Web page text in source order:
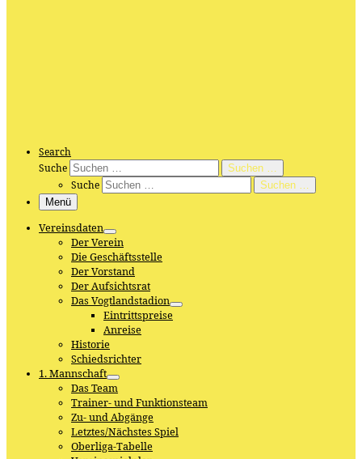
Search
Suche
Suchen …
Suche
Suchen …
Menü
Vereinsdaten
Der Verein
Die Geschäftsstelle
Der Vorstand
Der Aufsichtsrat
Das Vogtlandstadion
Eintrittspreise
Anreise
Historie
Schiedsrichter
1. Mannschaft
Das Team
Trainer- und Funktionsteam
Zu- und Abgänge
Letztes/Nächstes Spiel
Oberliga-Tabelle